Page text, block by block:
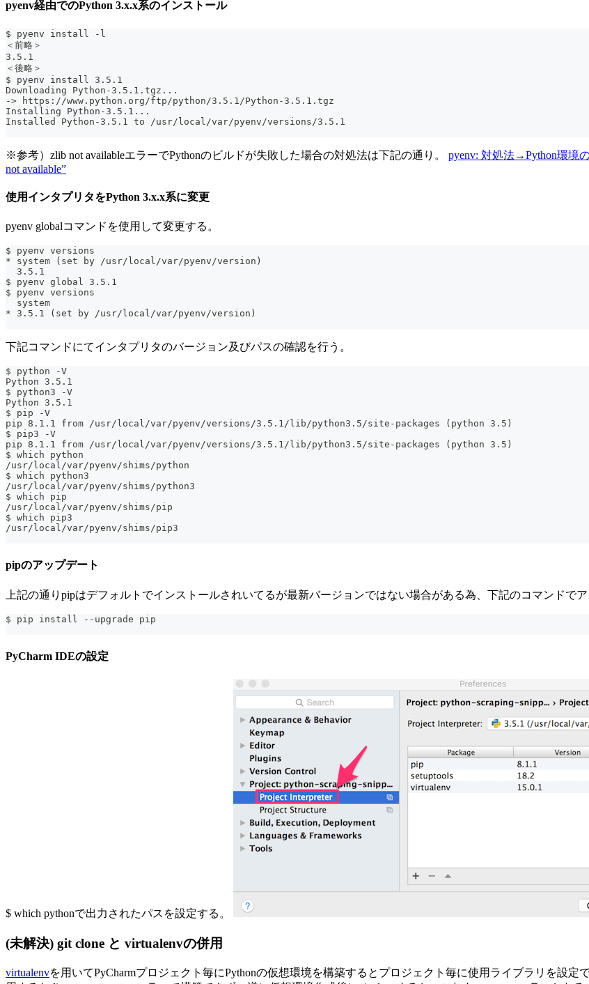
pyenv経由でのPython 3.x.x系のインストール
$ pyenv install -l
＜前略＞
3.5.1
＜後略＞
$ pyenv install 3.5.1
Downloading Python-3.5.1.tgz...
-> https://www.python.org/ftp/python/3.5.1/Python-3.5.1.tgz
Installing Python-3.5.1...
Installed Python-3.5.1 to /usr/local/var/pyenv/versions/3.5.1
※参考）zlib not availableエラーでPythonのビルドが失敗した場合の対処法は下記の通り。 pyenv: 対処法→Python環境の
not available”
使用インタプリタをPython 3.x.x系に変更
pyenv globalコマンドを使用して変更する。
$ pyenv versions
* system (set by /usr/local/var/pyenv/version)
  3.5.1
$ pyenv global 3.5.1
$ pyenv versions
  system
* 3.5.1 (set by /usr/local/var/pyenv/version)
下記コマンドにてインタプリタのバージョン及びパスの確認を行う。
$ python -V
Python 3.5.1
$ python3 -V
Python 3.5.1
$ pip -V
pip 8.1.1 from /usr/local/var/pyenv/versions/3.5.1/lib/python3.5/site-packages (python 3.5)
$ pip3 -V
pip 8.1.1 from /usr/local/var/pyenv/versions/3.5.1/lib/python3.5/site-packages (python 3.5)
$ which python
/usr/local/var/pyenv/shims/python
$ which python3
/usr/local/var/pyenv/shims/python3
$ which pip
/usr/local/var/pyenv/shims/pip
$ which pip3
/usr/local/var/pyenv/shims/pip3
pipのアップデート
上記の通りpipはデフォルトでインストールされいてるが最新バージョンではない場合がある為、下記のコマンドでア
$ pip install --upgrade pip
PyCharm IDEの設定
$ which pythonで出力されたパスを設定する。
(未解決) git clone と virtualenvの併用
virtualenvを用いてPyCharmプロジェクト毎にPythonの仮想環境を構築するとプロジェクト毎に使用ライブラリを設